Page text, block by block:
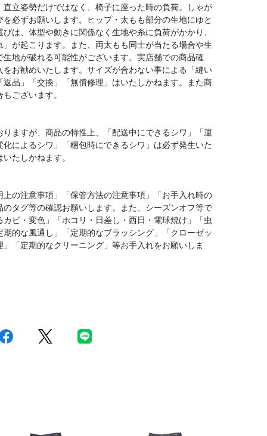
直立姿勢だけではなく、椅子に座った時の負荷。しゃが
必ずお願いします。ヒップ・太もも部分の生地にゆと
は、体型や動きに関係なく生地や糸に負荷がかかり、
」が起こります。また、両太もも同士が当たる場合や生
地が破れる可能性がございます。実店舗での商品確
お勧めいたします。サイズが合わない事による「縫い
返品」「交換」「無償修理」はいたしかねます。また商
ございます。
ますが、商品の特性上、「配送中にできるシワ」「運
によるシワ」「梱包時にできるシワ」は必ず発生いた
たしかねます。
の注意事項」「保管方法の注意事項」「お手入れ時の
タグ等の確認お願いします。また、シーズンオフ等で
ビ・変色」「ホコリ・日差し・西日・電球焼け」「虫
的な風通し」「定期的なブラッシング」「クローゼッ
」「定期的なクリーニング」等お手入れをお願いしま